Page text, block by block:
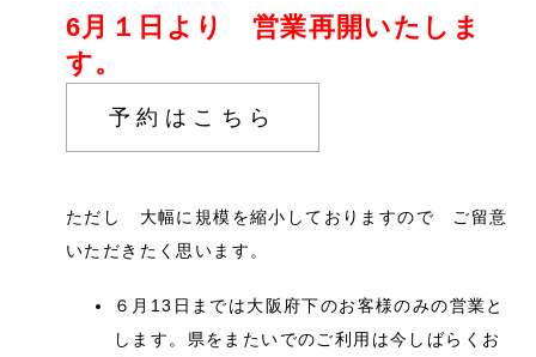
6月１日より 営業再開いたしま
す。
予約はこちら
ただし 大幅に規模を縮小しておりますので ご留意
いただきたく思います。
６月13日までは大阪府下のお客様のみの営業と
します。県をまたいでのご利用は今しばらくお